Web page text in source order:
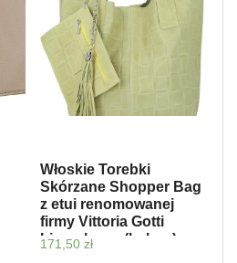
Włoskie Torebki
Skórzane Shopper Bag
z etui renomowanej
firmy Vittoria Gotti
Limonkowa (kolory)
171,50 zł